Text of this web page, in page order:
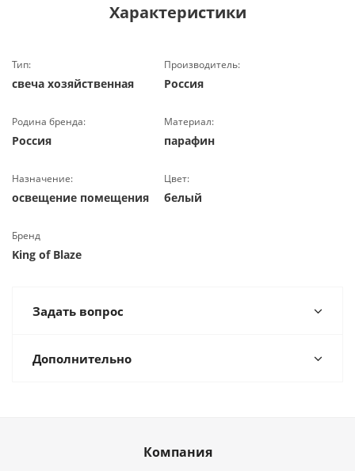
Характеристики
Тип:
свеча хозяйственная
Производитель:
Россия
Родина бренда:
Россия
Материал:
парафин
Назначение:
освещение помещения
Цвет:
белый
Бренд
King of Blaze
Задать вопрос
Дополнительно
Компания